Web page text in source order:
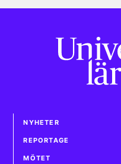
NYHETER
REPORTAGE
MÖTET